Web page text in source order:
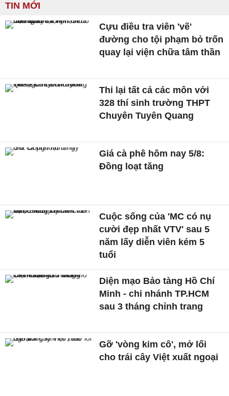
TIN MỚI
Cựu điều tra viên 'vẽ'
đường cho tội phạm bỏ trốn
quay lại viện chữa tâm thần
Thi lại tất cả các môn với
328 thí sinh trường THPT
Chuyên Tuyên Quang
Giá cà phê hôm nay 5/8:
Đồng loạt tăng
Cuộc sống của 'MC có nụ
cười đẹp nhất VTV' sau 5
năm lấy diễn viên kém 5
tuổi
Diện mạo Bảo tàng Hồ Chí
Minh - chi nhánh TP.HCM
sau 3 tháng chỉnh trang
Gỡ 'vòng kim cô', mở lối
cho trái cây Việt xuất ngoại